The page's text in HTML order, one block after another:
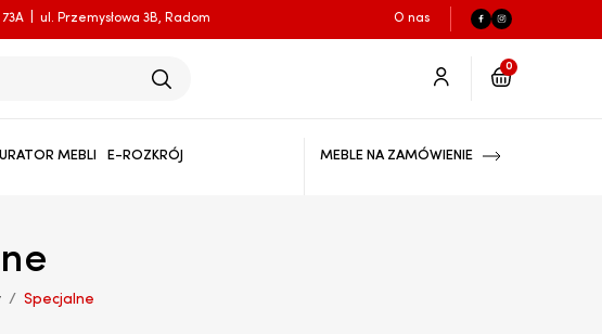
ul. Przemysłowa 3B, Radom O nas
0
MEBLI E-ROZKRÓJ MEBLE NA ZAMÓWIENIE
Specjalne